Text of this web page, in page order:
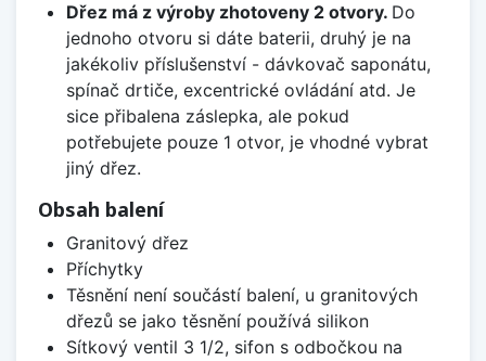
Dřez má z výroby zhotoveny 2 otvory. Do
jednoho otvoru si dáte baterii, druhý je na
jakékoliv příslušenství - dávkovač saponátu,
spínač drtiče, excentrické ovládání atd. Je
sice přibalena záslepka, ale pokud
potřebujete pouze 1 otvor, je vhodné vybrat
jiný dřez.
Obsah balení
Granitový dřez
Příchytky
Těsnění není součástí balení, u granitových
dřezů se jako těsnění používá silikon
Sítkový ventil 3 1/2, sifon s odbočkou na